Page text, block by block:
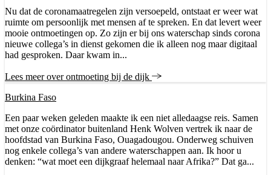
Nu dat de coronamaatregelen zijn versoepeld, ontstaat er weer wat
ruimte om persoonlijk met mensen af te spreken. En dat levert weer
mooie ontmoetingen op. Zo zijn er bij ons waterschap sinds corona
nieuwe collega’s in dienst gekomen die ik alleen nog maar digitaal
had gesproken. Daar kwam in...
Lees meer over ontmoeting bij de dijk
Burkina Faso
Een paar weken geleden maakte ik een niet alledaagse reis. Samen
met onze coördinator buitenland Henk Wolven vertrek ik naar de
hoofdstad van Burkina Faso, Ouagadougou. Onderweg schuiven
nog enkele collega’s van andere waterschappen aan. Ik hoor u
denken: “wat moet een dijkgraaf helemaal naar Afrika?” Dat ga...